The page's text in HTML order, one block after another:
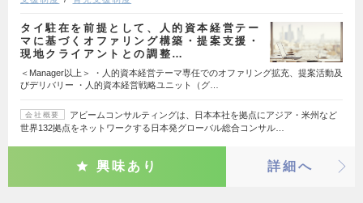
タイ駐在を前提として、人的資本経営テー
マに基づくオファリング構築・提案支援・
現地クライアントとの調整…
＜Manager以上＞ ・人的資本経営テーマ専任でのオファリング拡充、提案活動及
びデリバリー ・人的資本経営戦略ユニット（グ…
会社概要
アビームコンサルティングは、日本本社を拠点にアジア・米州など
世界132拠点をネットワークする日本発グローバル総合コンサル…
興味あり 詳細へ